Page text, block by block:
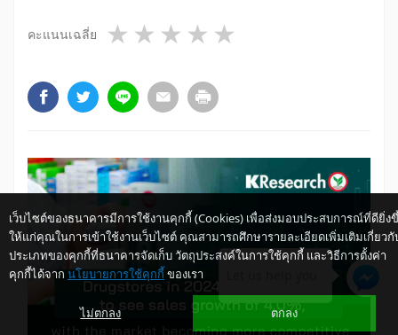
คะแนนเฉลี่ย 4 stars
3 stars
2 stars
1 star
เว็บไซต์ของธนาคารมีการใช้งานคุกกี้ (Cookies) เพื่อส่งมอบประสบการณ์ที่ดียิ่ง
ให้แก่คุณในการเข้าใช้งานเว็บไซต์ คุณสามารถศึกษารายละเอียดเพิ่มเติมเกี่ยวกั
ประเภทของคุกกี้ที่ธนาคารจัดเก็บ วัตถุประสงค์ในการใช้คุกกี้ และวิธีการตั้งค่า
คุกกี้ได้จาก นโยบายการใช้คุกกี้ ของเรา
ไม่ตกลง ตกลง